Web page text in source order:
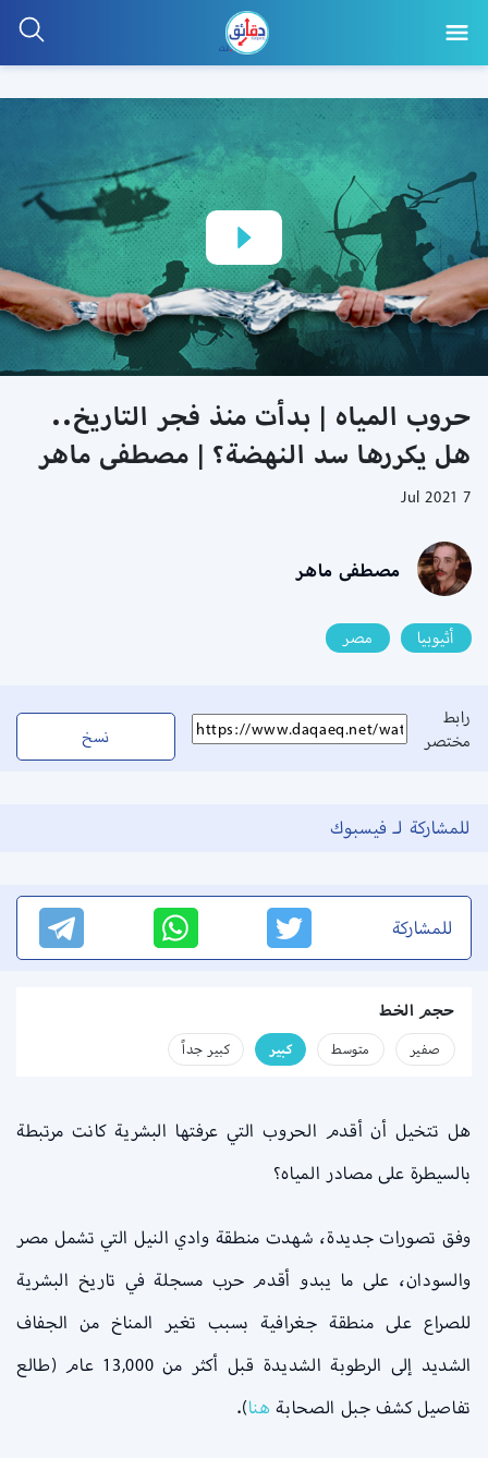
حروب المياه | بدأت منذ فجر التاريخ..
هل يكررها سد النهضة؟ | مصطفى ماهر
7 Jul 2021
مصطفى ماهر
أثيوبيا مصر
رابط
مختصر
نسخ
للمشاركة لـ فيسبوك
للمشاركة
حجم الخط
صفير متوسط كبير كبير جداً
هل تتخيل أن أقدم الحروب التي عرفتها البشرية كانت مرتبطة
بالسيطرة على مصادر المياه؟
وفق تصورات جديدة، شهدت منطقة وادي النيل التي تشمل مصر
والسودان، على ما يبدو أقدم حرب مسجلة في تاريخ البشرية
للصراع على منطقة جغرافية بسبب تغير المناخ من الجفاف
الشديد إلى الرطوبة الشديدة قبل أكثر من 13,000 عام (طالع
تفاصيل كشف جبل الصحابة هنا).